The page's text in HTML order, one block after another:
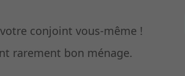
conjoint vous-même !
rarement bon ménage.